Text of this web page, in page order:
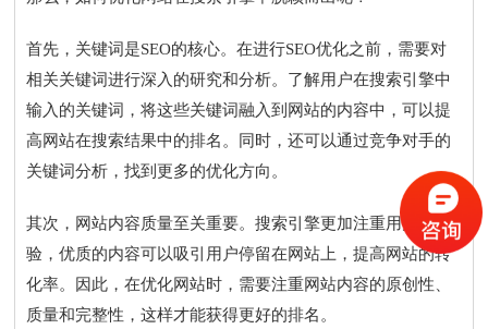
首先，关键词是SEO的核心。在进行SEO优化之前，需要对
相关关键词进行深入的研究和分析。了解用户在搜索引擎中
输入的关键词，将这些关键词融入到网站的内容中，可以提
高网站在搜索结果中的排名。同时，还可以通过竞争对手的
关键词分析，找到更多的优化方向。
其次，网站内容质量至关重要。搜索引擎更加注重用户体
验，优质的内容可以吸引用户停留在网站上，提高网站的转
化率。因此，在优化网站时，需要注重网站内容的原创性、
质量和完整性，这样才能获得更好的排名。